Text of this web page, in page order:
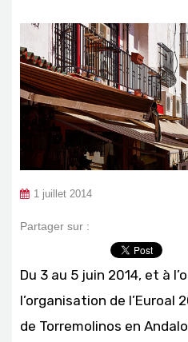
1 juillet 2014
Partager sur :
Du 3 au 5 juin 2014, et à
l’organisation de l’Euroal
de Torremolinos en